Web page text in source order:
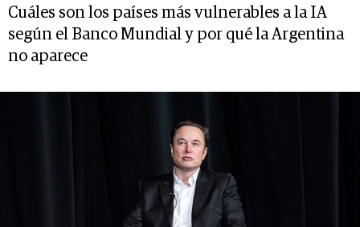
Cuáles son los países más vulnerables a la IA
según el Banco Mundial y por qué la Argentina
no aparece